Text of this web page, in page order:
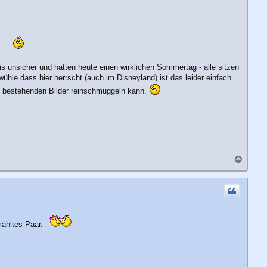
unsicher und hatten heute einen wirklichen Sommertag - alle sitzen
dass hier herrscht (auch im Disneyland) ist das leider einfach
Bilder reinschmuggeln kann.
a
c
Paar.